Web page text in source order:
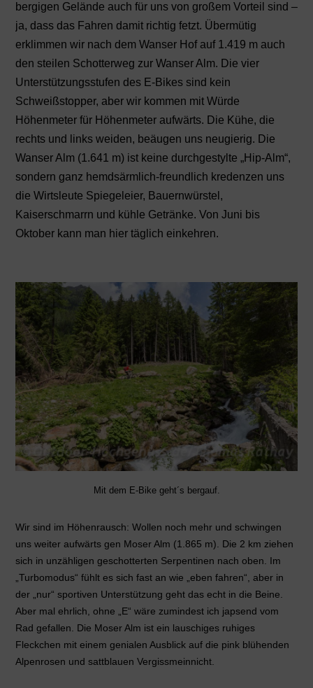
bergigen Gelände auch für uns von großem Vorteil sind –
ja, dass das Fahren damit richtig fetzt. Übermütig
erklimmen wir nach dem Wanser Hof auf 1.419 m auch
den steilen Schotterweg zur Wanser Alm. Die vier
Unterstützungsstufen des E-Bikes sind kein
Schweißstopper, aber wir kommen mit Würde
Höhenmeter für Höhenmeter aufwärts. Die Kühe, die
rechts und links weiden, beäugen uns neugierig. Die
Wanser Alm (1.641 m) ist keine durchgestylte „Hip-Alm“,
sondern ganz hemdsärmlich-freundlich kredenzen uns
die Wirtsleute Spiegeleier, Bauernwürstel,
Kaiserschmarrn und kühle Getränke. Von Juni bis
Oktober kann man hier täglich einkehren.
Mit dem E-Bike geht´s bergauf.
Wir sind im Höhenrausch: Wollen noch mehr und schwingen
uns weiter aufwärts gen Moser Alm (1.865 m). Die 2 km ziehen
sich in unzähligen geschotterten Serpentinen nach oben. Im
„Turbomodus“ fühlt es sich fast an wie „eben fahren“, aber in
der „nur“ sportiven Unterstützung geht das echt in die Beine.
Aber mal ehrlich, ohne „E“ wäre zumindest ich japsend vom
Rad gefallen. Die Moser Alm ist ein lauschiges ruhiges
Fleckchen mit einem genialen Ausblick auf die pink blühenden
Alpenrosen und sattblauen Vergissmeinnicht.